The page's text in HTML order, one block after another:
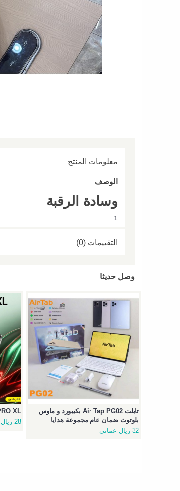
معلومات المنتج
الوصف
وسادة الرقبة
1
التقييمات (0)
وصل حديثا
XL
28 ريال عماني
تابلت Air Tap PG02 بكيبورد و ماوس
بلوتوث ضمان عام مجموعة هدايا
32 ريال عماني